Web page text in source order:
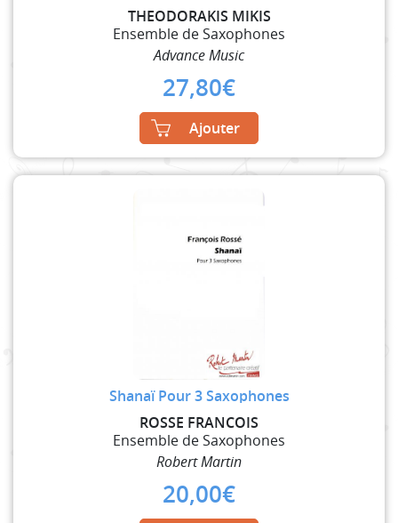
THEODORAKIS MIKIS
Ensemble de Saxophones
Advance Music
27,80€
Ajouter
Shanaï Pour 3 Saxophones
ROSSE FRANCOIS
Ensemble de Saxophones
Robert Martin
20,00€